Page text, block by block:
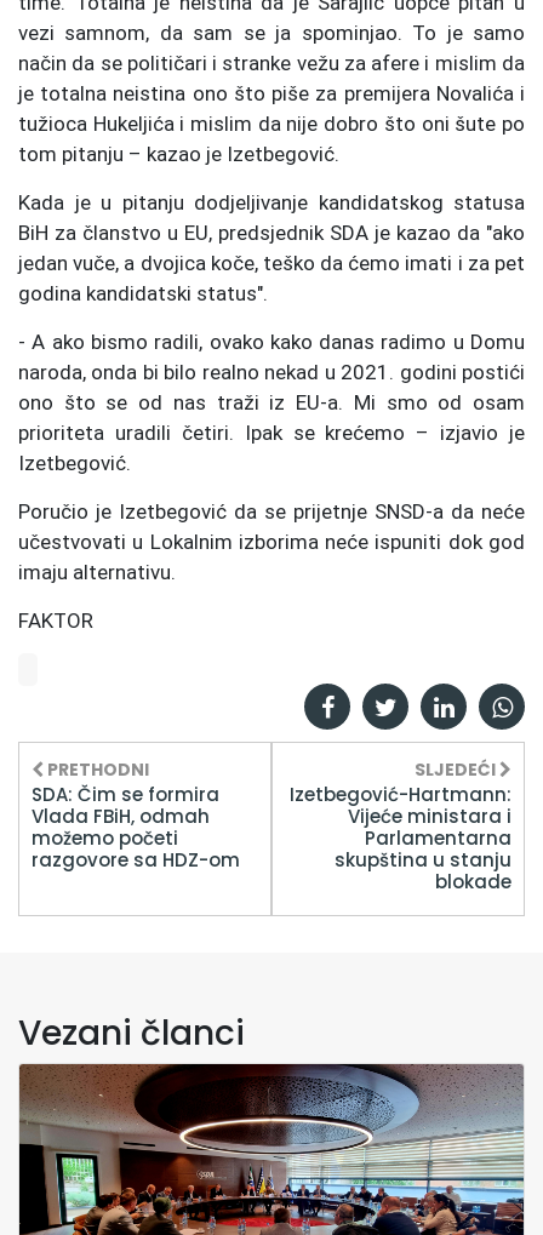
vezi samnom, da sam se ja spominjao. To je samo
način da se političari i stranke vežu za afere i mislim da
je totalna neistina ono što piše za premijera Novalića i
tužioca Hukeljića i mislim da nije dobro što oni šute po
tom pitanju – kazao je Izetbegović.
Kada je u pitanju dodjeljivanje kandidatskog statusa
BiH za članstvo u EU, predsjednik SDA je kazao da "ako
jedan vuče, a dvojica koče, teško da ćemo imati i za pet
godina kandidatski status".
- A ako bismo radili, ovako kako danas radimo u Domu
naroda, onda bi bilo realno nekad u 2021. godini postići
ono što se od nas traži iz EU-a. Mi smo od osam
prioriteta uradili četiri. Ipak se krećemo – izjavio je
Izetbegović.
Poručio je Izetbegović da se prijetnje SNSD-a da neće
učestvovati u Lokalnim izborima neće ispuniti dok god
imaju alternativu.
FAKTOR
PRETHODNI
SDA: Čim se formira
Vlada FBiH, odmah
možemo početi
razgovore sa HDZ-om
SLJEDEĆI
Izetbegović-Hartmann:
Vijeće ministara i
Parlamentarna
skupština u stanju
blokade
Vezani članci